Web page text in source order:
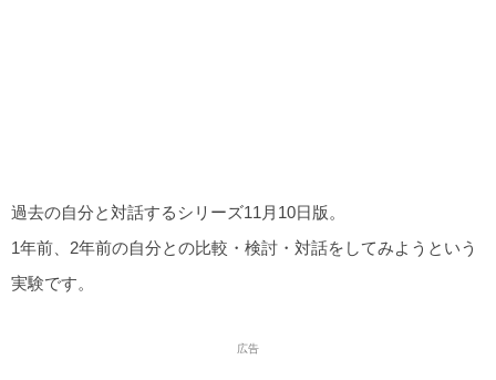
過去の自分と対話するシリーズ11月10日版。
1年前、2年前の自分との比較・検討・対話をしてみようという
実験です。
広告